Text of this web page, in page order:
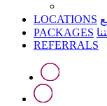
LOCATIONS
PACKAGES
REFERRALS